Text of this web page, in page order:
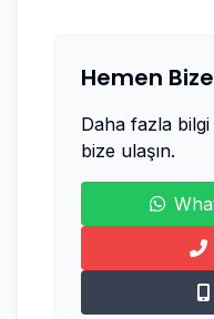
Hemen
Daha fazla
bize ulaşın.